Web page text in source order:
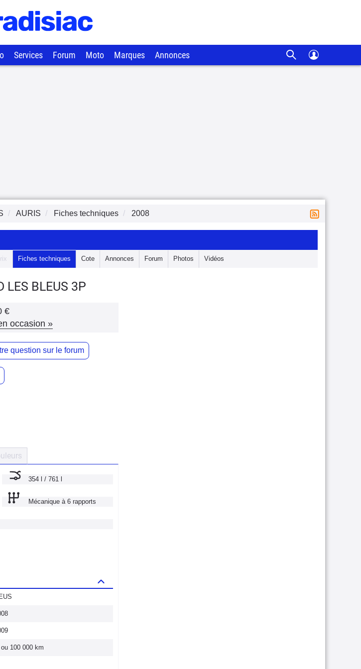
Services Forum Moto Marques Annonces
AURIS Fiches techniques 2008
Fiches techniques Cote Annonces Forum Photos Vidéos
LES BLEUS 3P
€
occasion »
question sur le forum
354 l / 761 l
Mécanique à 6 rapports
100 000 km